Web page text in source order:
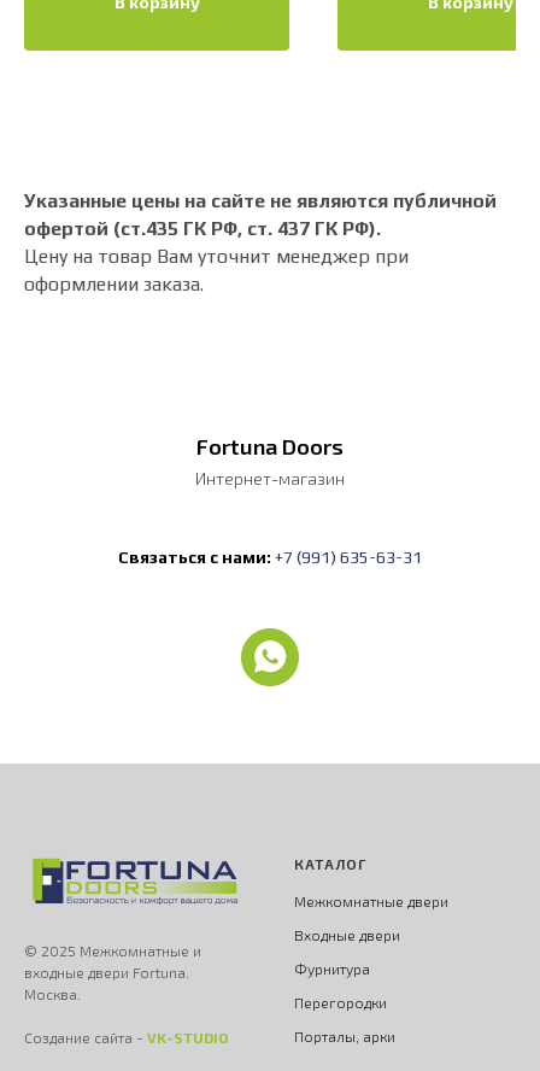
Указанные цены на сайте не являются публичной
офертой (ст.435 ГК РФ, cт. 437 ГК РФ).
Цену на товар Вам уточнит менеджер при
оформлении заказа.
Fortuna Doors
Интернет-магазин
Связаться с нами: +7 (991) 635-63-31
© 2025 Межкомнатные и
входные двери Fortuna.
Москва.
Создание сайта - VK-STUDIO
КАТАЛОГ
Межкомнатные двери
Входные двери
Фурнитура
Перегородки
Порталы, арки